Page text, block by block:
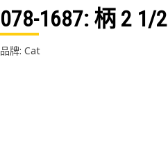
078-1687: 柄 2 1/2
品牌: Cat